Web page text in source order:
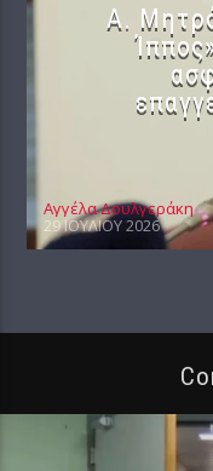
Α.
Αγγέλα Δουλγεράκη
29 ΙΟΥΛΊΟΥ 2026